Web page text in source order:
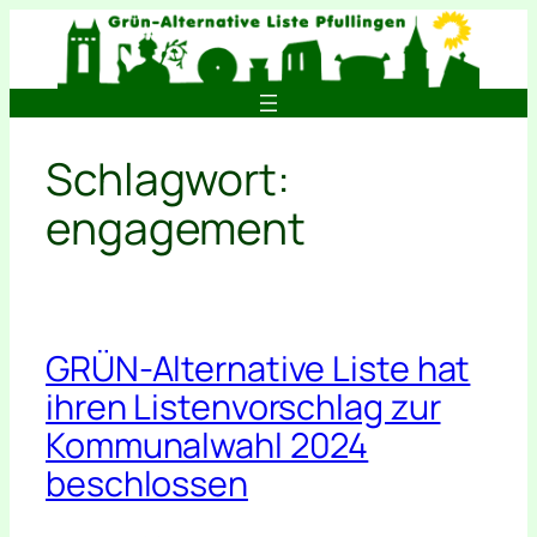
springen
Schlagwort:
engagement
GRÜN-Alternative Liste hat
ihren Listenvorschlag zur
Kommunalwahl 2024
beschlossen